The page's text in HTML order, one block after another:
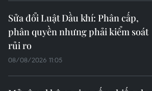
Sửa đổi Luật Dầu khí: Phân cấp,
phân quyền nhưng phải kiểm soát
rủi ro
08/08/2026 11:05